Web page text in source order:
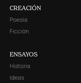
CREACIÓN
Poesía
Ficción
ENSAYOS
Historia
Ideas